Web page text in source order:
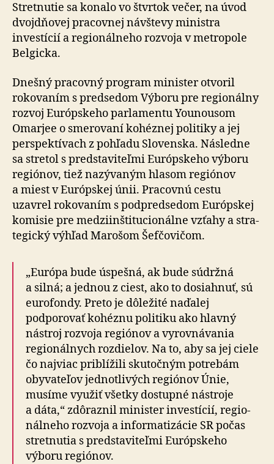
Stretnutie sa konalo vo štvrtok večer, na úvod
dvoj­dňovej pracovnej návštevy ministra
investícií a re­gio­nál­neho rozvoja v metro­pole
Belgicka.
Dnešný pracovný program minister otvoril
rokovaním s pred­se­dom Výboru pre re­gio­nál­ny
rozvoj Európskeho par­la­men­tu Younousom
Omarjee o sme­ro­vaní kohéznej politiky a jej
perspektívach z pohľadu Slovenska. Následne
sa stretol s pred­sta­vi­teľmi Európskeho výboru
regiónov, tiež nazývaným hlasom regiónov
a miest v Európskej únii. Pracovnú cestu
uzavrel rokovaním s pod­pred­sedom Európskej
komisie pre medzi­inšti­tu­cio­nálne vzťahy a stra­
te­gický výhľad Marošom Šefčovičom.
„Európa bude úspešná, ak bude súdržná
a silná; a jednou z ciest, ako to dosiahnuť, sú
euro­fondy. Preto je dôležité naďalej
podporovať kohéznu politiku ako hlavný
nástroj rozvoja regiónov a vy­rov­ná­va­nia
regionálnych rozdielov. Na to, aby sa jej ciele
čo najviac priblížili skutočným potrebám
obyvateľov jednotlivých regiónov Únie,
musíme využiť všetky dostupné nástroje
a dáta,“ zdôraznil minister investícií, re­gio­
nál­neho rozvoja a in­for­ma­ti­zácie SR počas
stretnutia s pred­sta­vi­teľ­mi Európskeho
výboru regiónov.